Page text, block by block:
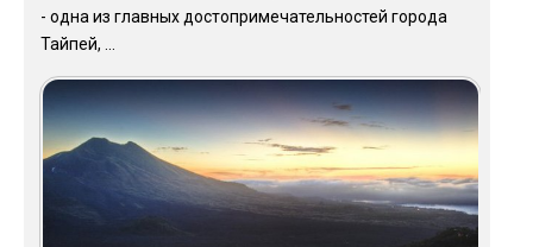
- одна из главных достопримечательностей города
Тайпей, ...